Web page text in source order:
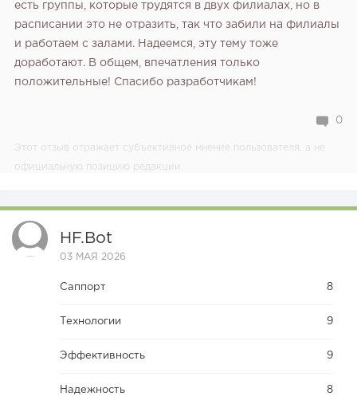
есть группы‚ которые трудятся в двух филиалах‚ но в
расписании это не отразить‚ так что забили на филиалы
и работаем с залами. Надеемся‚ эту тему тоже
доработают. В общем‚ впечатления только
положительные! Спасибо разработчикам!
0
Этот отзыв отражает субъективное мнение пользователя, а не
официальную позицию редакции.
HF.bot
03 МАЯ 2026
Саппорт 8
Технологии 9
Эффективность 9
Надежность 8